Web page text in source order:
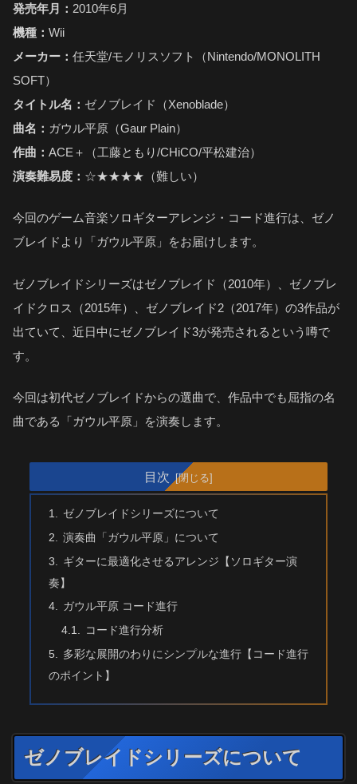
発売年月： 2010年6月
機種： Wii
メーカー： 任天堂/モノリスソフト（Nintendo/MONOLITH
SOFT）
タイトル名： ゼノブレイド（Xenoblade）
曲名： ガウル平原（Gaur Plain）
作曲： ACE＋（工藤ともり/CHiCO/平松建治）
演奏難易度： ☆★★★★（難しい）
今回のゲーム音楽ソロギターアレンジ・コード進行は、ゼノ
ブレイドより「ガウル平原」をお届けします。
ゼノブレイドシリーズはゼノブレイド（2010年）、ゼノブレ
イドクロス（2015年）、ゼノブレイド2（2017年）の3作品が
出ていて、近日中にゼノブレイド3が発売されるという噂で
す。
今回は初代ゼノブレイドからの選曲で、作品中でも屈指の名
曲である「ガウル平原」を演奏します。
目次
ゼノブレイドシリーズについて
演奏曲「ガウル平原」について
ギターに最適化させるアレンジ【ソロギター演
奏】
ガウル平原 コード進行
コード進行分析
多彩な展開のわりにシンプルな進行【コード進行
のポイント】
ゼノブレイドシリーズについて